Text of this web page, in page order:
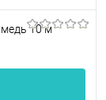
10 м